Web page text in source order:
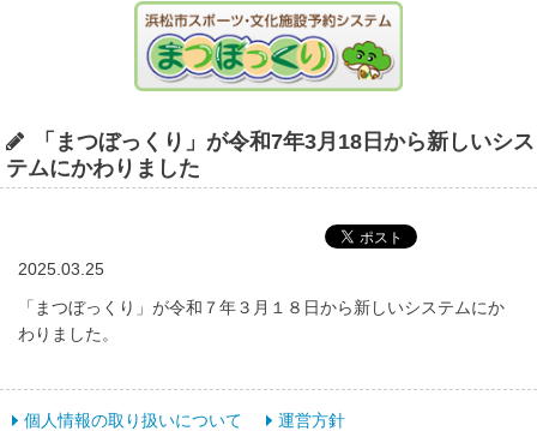
「まつぼっくり」が令和7年3月18日から新しいシス
テムにかわりました
2025.03.25
「まつぼっくり」が令和７年３月１８日から新しいシステムにか
わりました。
個人情報の取り扱いについて 運営方針